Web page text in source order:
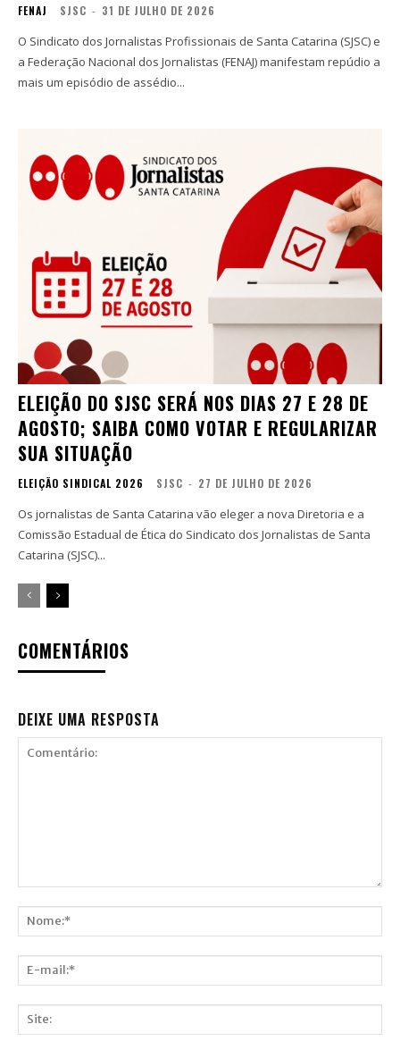
FENAJ SJSC - 31 DE JULHO DE 2026
O Sindicato dos Jornalistas Profissionais de Santa Catarina (SJSC) e
a Federação Nacional dos Jornalistas (FENAJ) manifestam repúdio a
mais um episódio de assédio...
ELEIÇÃO DO SJSC SERÁ NOS DIAS 27 E 28 DE
AGOSTO; SAIBA COMO VOTAR E REGULARIZAR
SUA SITUAÇÃO
ELEIÇÃO SINDICAL 2026 SJSC - 27 DE JULHO DE 2026
Os jornalistas de Santa Catarina vão eleger a nova Diretoria e a
Comissão Estadual de Ética do Sindicato dos Jornalistas de Santa
Catarina (SJSC)...
COMENTÁRIOS
DEIXE UMA RESPOSTA
mail:*